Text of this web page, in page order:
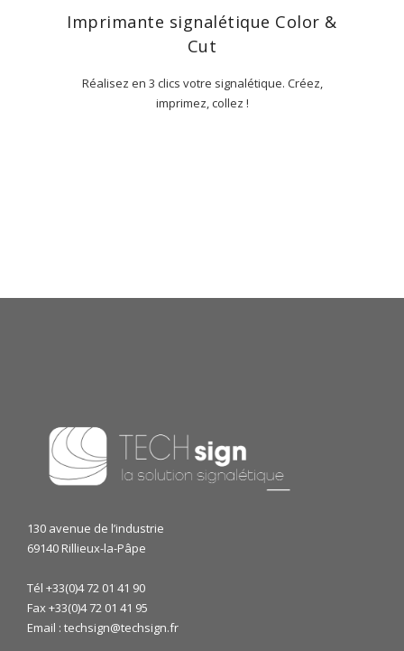
Imprimante signalétique Color &
Cut
Réalisez en 3 clics votre signalétique. Créez,
imprimez, collez !
130 avenue de l’industrie
69140 Rillieux-la-Pâpe
Tél +33(0)4 72 01 41 90
Fax +33(0)4 72 01 41 95
Email : techsign@techsign.fr